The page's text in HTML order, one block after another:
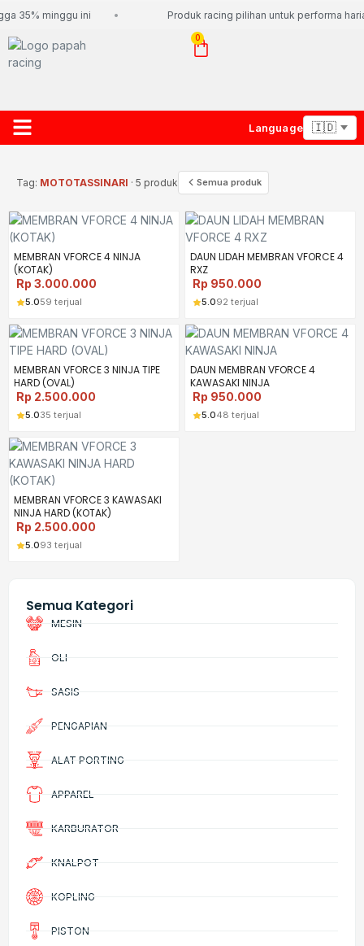
35% minggu ini Produk racing pilihan untuk performa
0
Language
Semua Kategori
MESIN
OLI
SASIS
PENGAPIAN
ALAT PORTING
APPAREL
KARBURATOR
KNALPOT
KOPLING
PISTON
Tag: MOTOTASSINARI · 5 produk Semua produk
MEMBRAN VFORCE 4 NINJA
(KOTAK)
Rp 3.000.000
5.059 terjual
DAUN LIDAH MEMBRAN VFORCE 4
RXZ
Rp 950.000
5.092 terjual
MEMBRAN VFORCE 3 NINJA TIPE
HARD (OVAL)
Rp 2.500.000
5.035 terjual
DAUN MEMBRAN VFORCE 4
KAWASAKI NINJA
Rp 950.000
5.048 terjual
MEMBRAN VFORCE 3 KAWASAKI
NINJA HARD (KOTAK)
Rp 2.500.000
5.093 terjual